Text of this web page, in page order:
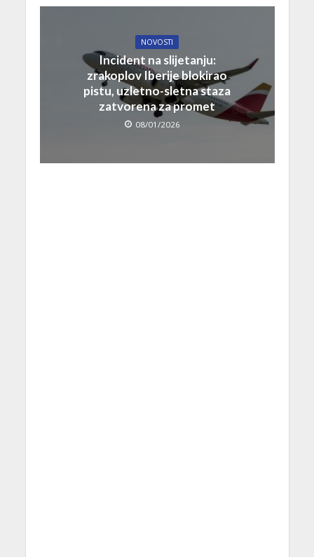
NOVOSTI
Incident na slijetanju:
zrakoplov Iberije blokirao
pistu, uzletno-sletna staza
zatvorena za promet
08/01/2026